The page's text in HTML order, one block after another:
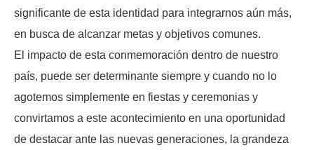
significante de esta identidad para integrarnos aún más,
en busca de alcanzar metas y objetivos comunes.
El impacto de esta conmemoración dentro de nuestro
país, puede ser determinante siempre y cuando no lo
agotemos simplemente en fiestas y ceremonias y
convirtamos a este acontecimiento en una oportunidad
de destacar ante las nuevas generaciones, la grandeza